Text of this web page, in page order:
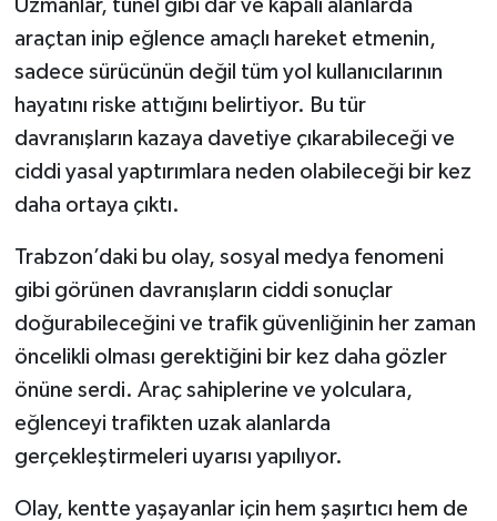
Uzmanlar, tünel gibi dar ve kapalı alanlarda
araçtan inip eğlence amaçlı hareket etmenin,
sadece sürücünün değil tüm yol kullanıcılarının
hayatını riske attığını belirtiyor. Bu tür
davranışların kazaya davetiye çıkarabileceği ve
ciddi yasal yaptırımlara neden olabileceği bir kez
daha ortaya çıktı.
Trabzon’daki bu olay, sosyal medya fenomeni
gibi görünen davranışların ciddi sonuçlar
doğurabileceğini ve trafik güvenliğinin her zaman
öncelikli olması gerektiğini bir kez daha gözler
önüne serdi. Araç sahiplerine ve yolculara,
eğlenceyi trafikten uzak alanlarda
gerçekleştirmeleri uyarısı yapılıyor.
Olay, kentte yaşayanlar için hem şaşırtıcı hem de